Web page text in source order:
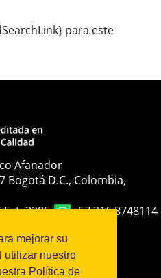
mejorar su
utilizar nuestro
Política de
para este
Afanador
Bogotá D.C., Colombia,
Ext. 2285
+57 316 8748114